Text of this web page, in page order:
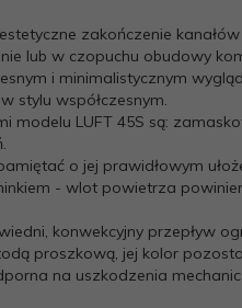
zakończenie
lub w czopuchu obudowy
i minimalistycznym
stylu współczesnym.
modelu LUFT 45S są:
o jej prawidłowym
- wlot powietrza
konwekcyjny przepływ
proszkową, jej kolor
na uszkodzenia